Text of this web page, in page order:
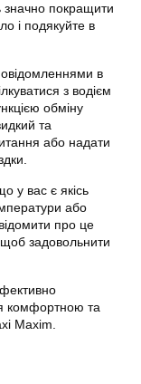
значно покращити
і подякуйте в
в
з водієм
обміну
та
або надати
у вас є якісь
або
про це
щоб задовольнити
комфортною та
Maxim.